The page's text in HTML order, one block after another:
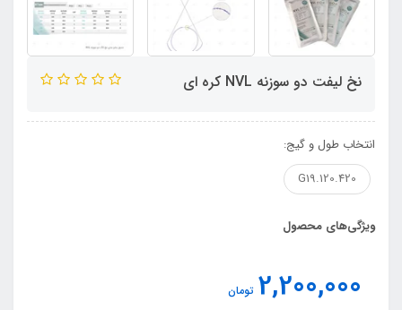
نخ لیفت دو سوزنه NVL کره ای
انتخاب طول و گیج:
G19.120.420
ویژگی‌های محصول
2,200,000 تومان